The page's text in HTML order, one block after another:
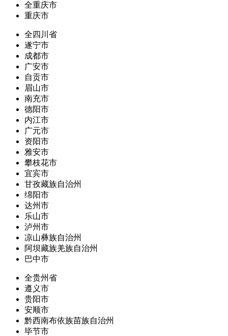
全重庆市
重庆市
全四川省
遂宁市
成都市
广安市
自贡市
眉山市
南充市
德阳市
内江市
广元市
资阳市
雅安市
攀枝花市
宜宾市
甘孜藏族自治州
绵阳市
达州市
乐山市
泸州市
凉山彝族自治州
阿坝藏族羌族自治州
巴中市
全贵州省
遵义市
贵阳市
安顺市
黔西南布依族苗族自治州
毕节市